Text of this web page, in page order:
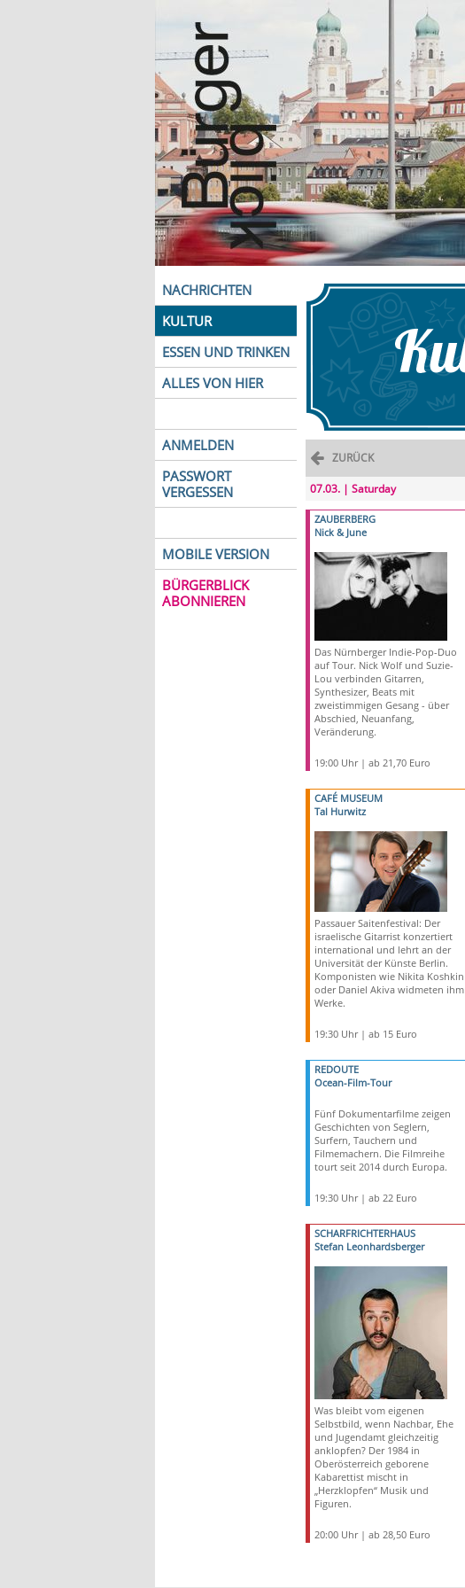
NACHRICHTEN
KULTUR
ESSEN UND TRINKEN
ALLES VON HIER
ANMELDEN
PASSWORT
VERGESSEN
MOBILE VERSION
BÜRGERBLICK
ABONNIEREN
ZURÜCK
07.03. | Saturday
ZAUBERBERG
Nick & June
Das Nürnberger Indie-Pop-Duo
auf Tour. Nick Wolf und Suzie-
Lou verbinden Gitarren,
Synthesizer, Beats mit
zweistimmigen Gesang - über
Abschied, Neuanfang,
Veränderung.
19:00 Uhr | ab 21,70 Euro
CAFÉ MUSEUM
Tal Hurwitz
Passauer Saitenfestival: Der
israelische Gitarrist konzertiert
international und lehrt an der
Universität der Künste Berlin.
Komponisten wie Nikita Koshkin
oder Daniel Akiva widmeten ihm
Werke.
19:30 Uhr | ab 15 Euro
REDOUTE
Ocean-Film-Tour
Fünf Dokumentarfilme zeigen
Geschichten von Seglern,
Surfern, Tauchern und
Filmemachern. Die Filmreihe
tourt seit 2014 durch Europa.
19:30 Uhr | ab 22 Euro
SCHARFRICHTERHAUS
Stefan Leonhardsberger
Was bleibt vom eigenen
Selbstbild, wenn Nachbar, Ehe
und Jugendamt gleichzeitig
anklopfen? Der 1984 in
Oberösterreich geborene
Kabarettist mischt in
„Herzklopfen“ Musik und
Figuren.
20:00 Uhr | ab 28,50 Euro